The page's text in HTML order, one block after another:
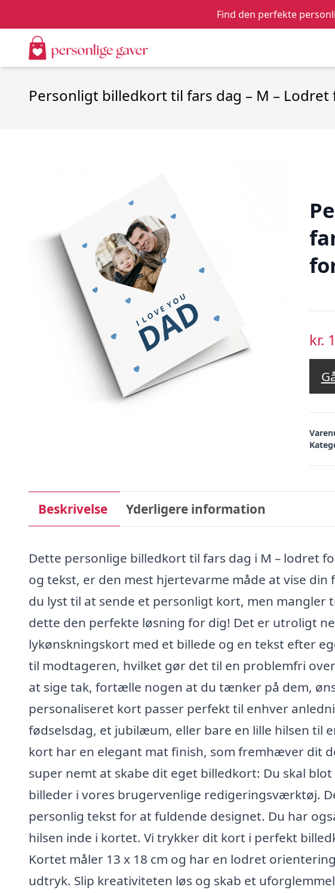
Personligt billedkort til fars dag – M –
kr.
Beskrivelse Yderligere information
Dette personlige billedkort til fars dag i M – lodret
og tekst, er den mest hjertevarme måde at vise
du lyst til at sende et personligt kort, men mangler
dette den perfekte løsning for dig! Det er utroligt
lykønskningskort med et billede og en tekst efter
til modtageren, hvilket gør det til en problemfri
at sige tak, fortælle nogen at du tænker på dem,
personaliseret kort passer perfekt til enhver
fødselsdag, et jubilæum, eller bare en lille hilsen til
kort har en elegant mat finish, som fremhæver dit
super nemt at skabe dit eget billedkort: Du skal
billeder i vores brugervenlige redigeringsværktøj.
personlig tekst for at fuldende designet. Du har
hilsen inde i kortet. Vi trykker dit kort i perfekt
Kortet måler 13 x 18 cm og har en lodret
udtryk. Slip kreativiteten løs og skab et
Find den perfekte